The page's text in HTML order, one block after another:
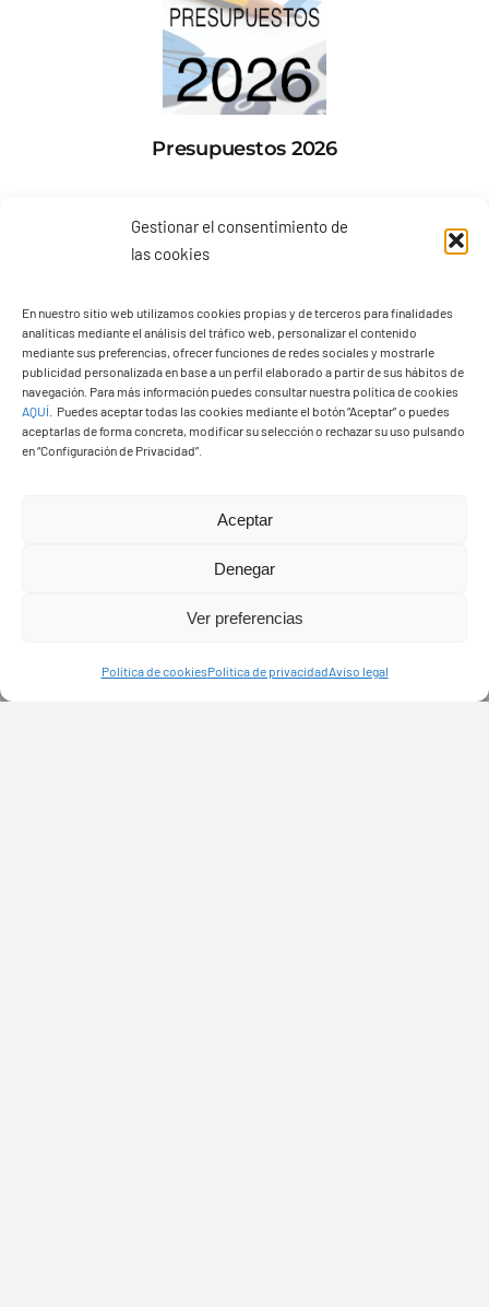
Gestionar el consentimiento de
las cookies
En nuestro sitio web utilizamos cookies propias y de terceros para finalidades
analíticas mediante el análisis del tráfico web, personalizar el contenido
mediante sus preferencias, ofrecer funciones de redes sociales y mostrarle
publicidad personalizada en base a un perfil elaborado a partir de sus hábitos de
navegación. Para más información puedes consultar nuestra política de cookies
AQUÍ
Puedes aceptar todas las cookies mediante el botón “Aceptar” o puedes
aceptarlas de forma concreta, modificar su selección o rechazar su uso pulsando
en “Configuración de Privacidad”.
Aceptar
Denegar
Ver preferencias
Política de cookiesPolítica de privacidadAviso legal
Presupuestos 2026
PASEOS EN CAMELLO